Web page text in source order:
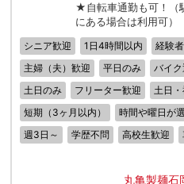
★自転車通勤も可！（
にある場合は利用可）
シニア歓迎 1日4時間以内 経験
主婦（夫）歓迎
平日のみ バイ
土日のみ
フリーター歓迎 土日
短期（3ヶ月以内）
時間や曜日が
週3日～
学歴不問 高校生歓迎
丸亀製麺石